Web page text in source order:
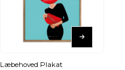
Læbehoved Plakat